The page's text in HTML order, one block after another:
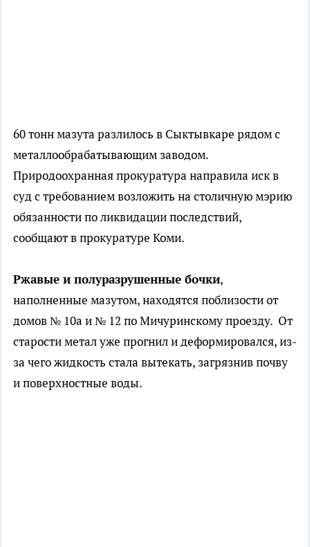
60 тонн мазута разлилось в Сыктывкаре рядом с
металлообрабатывающим заводом.
Природоохранная прокуратура направила иск в
суд с требованием возложить на столичную мэрию
обязанности по ликвидации последствий,
сообщают в прокуратуре Коми.
Ржавые и полуразрушенные бочки,
наполненные мазутом, находятся поблизости от
домов № 10а и № 12 по Мичуринскому проезду. От
старости метал уже прогнил и деформировался, из-
за чего жидкость стала вытекать, загрязнив почву
и поверхностные воды.